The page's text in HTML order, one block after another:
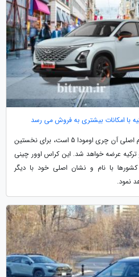
با امکانات بیشتری به فروش می رسد
فونیکس اف ایکس که نام اصلی آن چری اومودا 5 است، برای نخستین
ترکیه عرضه خواهد شد. این کراس اوور چینی
کشورها با نام و نشان اصلی خود با دیگر
نمود.